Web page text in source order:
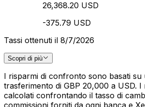
26,368.20 USD
-375.79 USD
Tassi ottenuti il 8/7/2026
Scopri di più
I risparmi di confronto sono basati su
trasferimento di GBP 20,000 a USD. I
calcolati confrontando il tasso di